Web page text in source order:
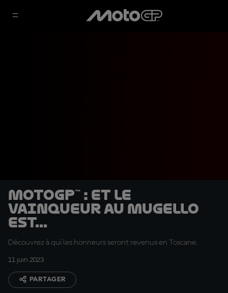
MotoGP™ : et le
vainqueur au Mugello
est...
Découvrez à qui les honneurs seront revenus en Toscane.
11 juin 2023
PARTAGER